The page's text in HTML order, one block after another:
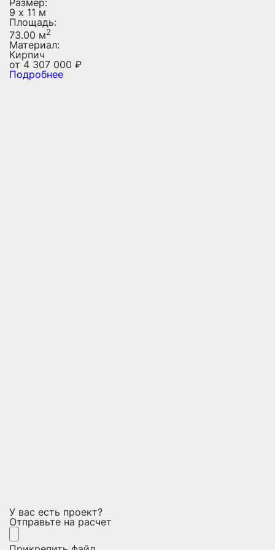
Размер:
9 х 11 м
Площадь:
73.00 м2
Материал:
Кирпич
от4 307 000 ₽
Подробнее
У вас есть проект?
Отправьте на расчет